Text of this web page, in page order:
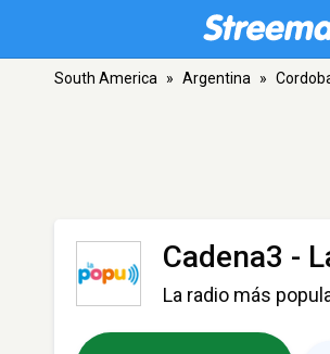
South America » Argentina »
Cadena3 -
La radio más